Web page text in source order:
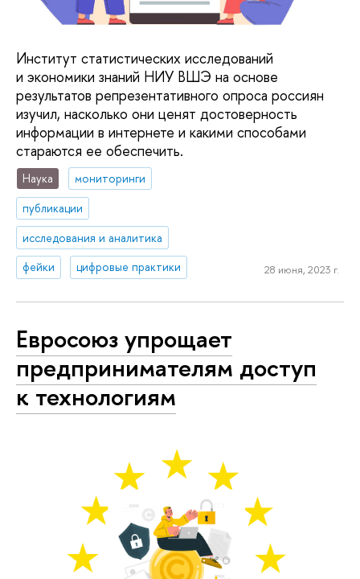
Институт статистических исследований
и экономики знаний НИУ ВШЭ на основе
результатов репрезентативного опроса россиян
изучил, насколько они ценят достоверность
информации в интернете и какими способами
стараются ее обеспечить.
Наука
мониторинги
публикации
исследования и аналитика
фейки
цифровые практики 28 июня, 2023 г.
Евросоюз упрощает
предпринимателям доступ
к технологиям